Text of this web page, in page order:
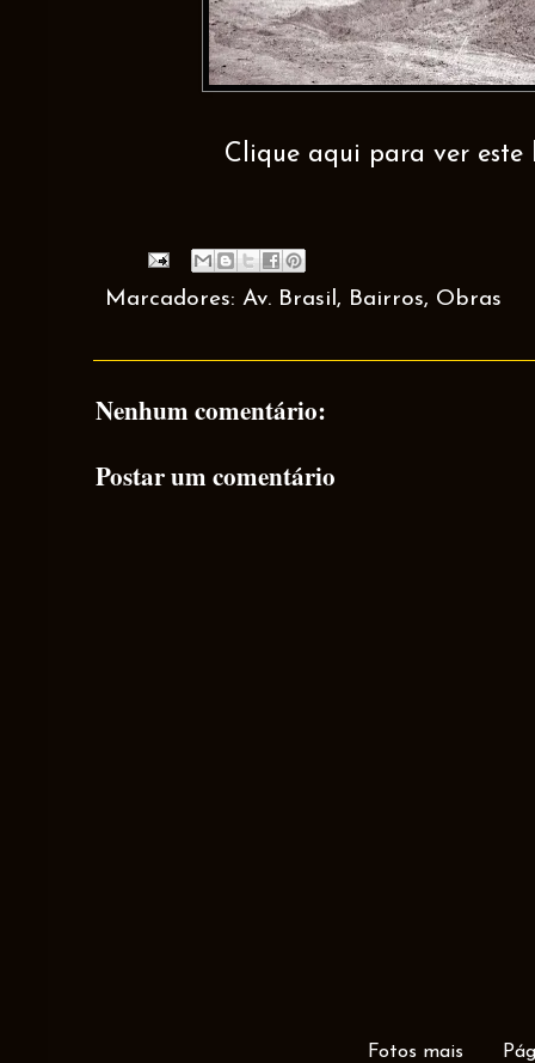
Clique aqui para ver este
Marcadores: Av. Brasil , Bairros, Obras
Nenhum comentário:
Postar um comentário
Fotos mais